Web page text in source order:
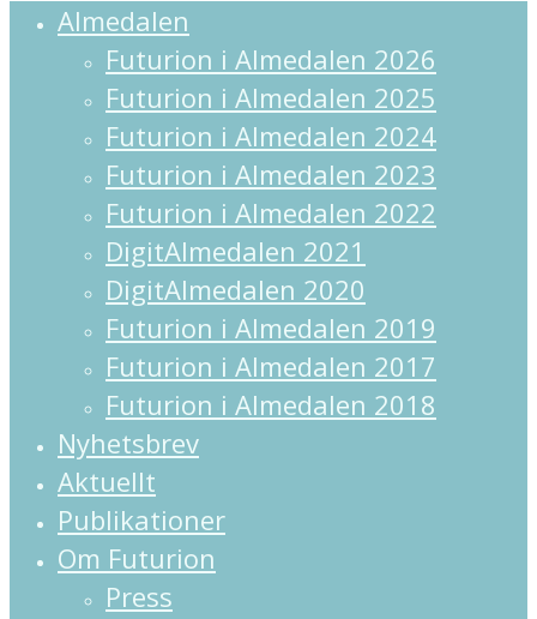
Almedalen
Futurion i Almedalen 2026
Futurion i Almedalen 2025
Futurion i Almedalen 2024
Futurion i Almedalen 2023
Futurion i Almedalen 2022
DigitAlmedalen 2021
DigitAlmedalen 2020
Futurion i Almedalen 2019
Futurion i Almedalen 2017
Futurion i Almedalen 2018
Nyhetsbrev
Aktuellt
Publikationer
Om Futurion
Press